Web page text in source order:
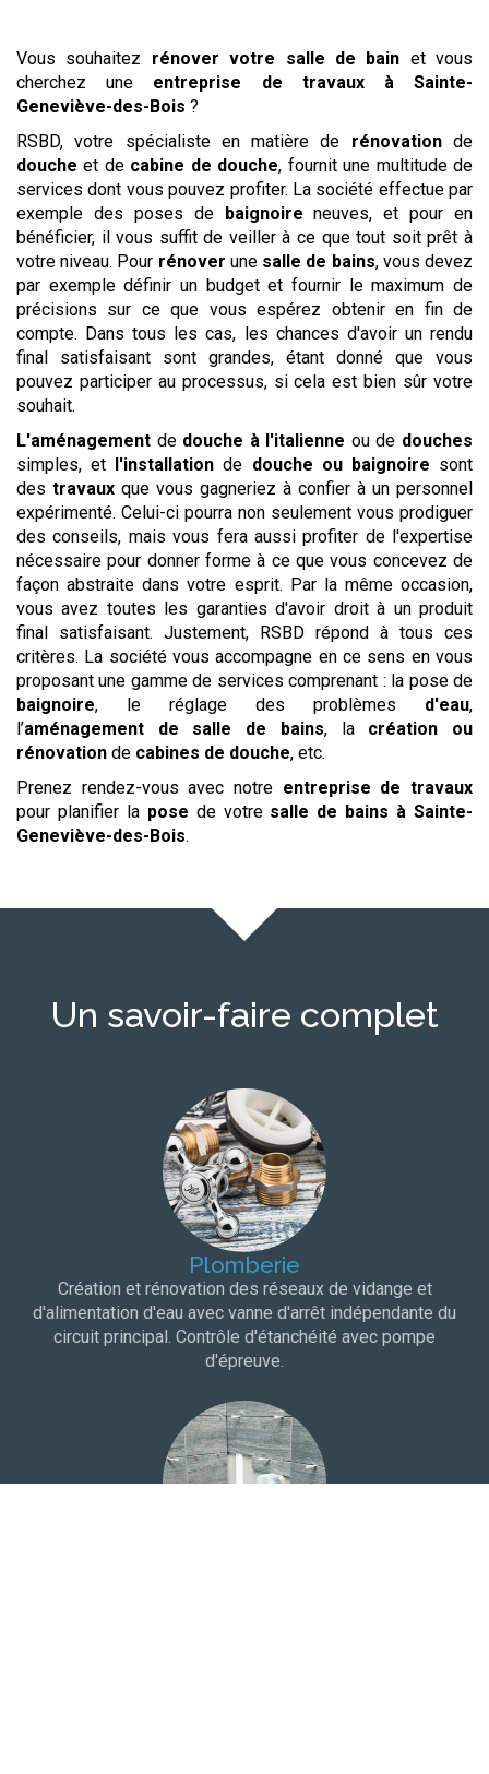
Vous souhaitez rénover votre salle de bain et vous
cherchez une entreprise de travaux
à Sainte-
Geneviève-des-Bois ?
RSBD, votre spécialiste en matière de rénovationde
douche et de cabine de douche, fournit une multitude de
services dont vous pouvez profiter. La société effectue par
exemple des poses de baignoire neuves, et pour en
bénéficier, il vous suffit de veiller à ce que tout soit prêt à
votre niveau. Pour rénover une salle de bains, vous devez
par exemple définir un budget et fournir le maximum de
précisions sur ce que vous espérez obtenir en fin de
compte. Dans tous les cas, les chances d'avoir un rendu
final satisfaisant sont grandes, étant donné que vous
pouvez participer au processus, si cela est bien sûr votre
souhait.
L'aménagement de douche à l'italienne ou de douches
simples, et l'installation de douche ou baignoire sont
des travaux que vous gagneriez à confier à un personnel
expérimenté. Celui-ci pourra non seulement vous prodiguer
des conseils, mais vous fera aussi profiter de l'expertise
nécessaire pour donner forme à ce que vous concevez de
façon abstraite dans votre esprit. Par la même occasion,
vous avez toutes les garanties d'avoir droit à un produit
final satisfaisant. Justement, RSBD répond à tous ces
critères. La société vous accompagne en ce sens en vous
proposant une gamme de services comprenant : la pose de
baignoire, le réglage des problèmes d'eau,
l’aménagement de salle de bains, la création ou
rénovation de cabines de douche, etc.
Prenez rendez-vous avec notre entreprise de travaux
pour planifier la pose de votre salle de bains à Sainte-
Geneviève-des-Bois.
Un savoir-faire complet
Plomberie
Création et rénovation des réseaux de vidange et
d'alimentation d'eau avec vanne d'arrêt indépendante du
circuit principal. Contrôle d'étanchéité avec pompe
d'épreuve.